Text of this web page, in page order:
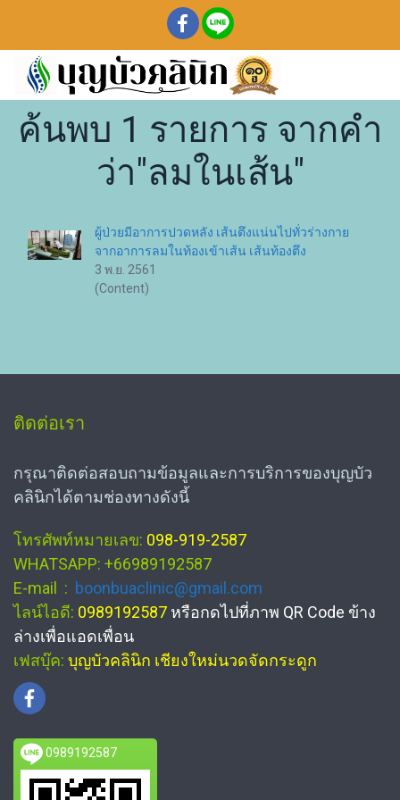
ค้นพบ 1 รายการ จากคำ
ว่า"ลมในเส้น"
ผู้ป่วยมีอาการปวดหลัง เส้นตึงแน่นไปทั่วร่างกาย
จากอาการลมในท้องเข้าเส้น เส้นท้องตึง
3 พ.ย. 2561
(Content)
ติดต่อเรา
กรุณาติดต่อสอบถามข้อมูลและการบริการของบุญบัว
คลินิกได้ตามช่องทางดังนี้
โทรศัพท์หมายเลข: 098-919-2587
WHATSAPP: +66989192587
E-mail : boonbuaclinic@gmail.com
ไลน์ไอดี: 0989192587 หรือกดไปที่ภาพ QR Code ข้าง
ล่างเพื่อแอดเพื่อน
เฟสบุ๊ค: บุญบัวคลินิก เชียงใหม่นวดจัดกระดูก
0989192587